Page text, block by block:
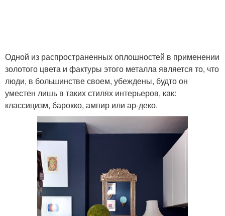
Одной из распространенных оплошностей в применении
золотого цвета и фактуры этого металла является то, что
люди, в большинстве своем, убеждены, будто он
уместен лишь в таких стилях интерьеров, как:
классицизм, барокко, ампир или ар-деко.